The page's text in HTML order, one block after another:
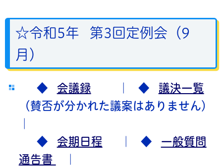
☆令和5年 第3回定例会（9
月）
◆ 会議録 ｜ ◆ 議決一覧
（賛否が分かれた議案はありません）
◆ 会期日程 ｜ ◆ 一般質問
通告書